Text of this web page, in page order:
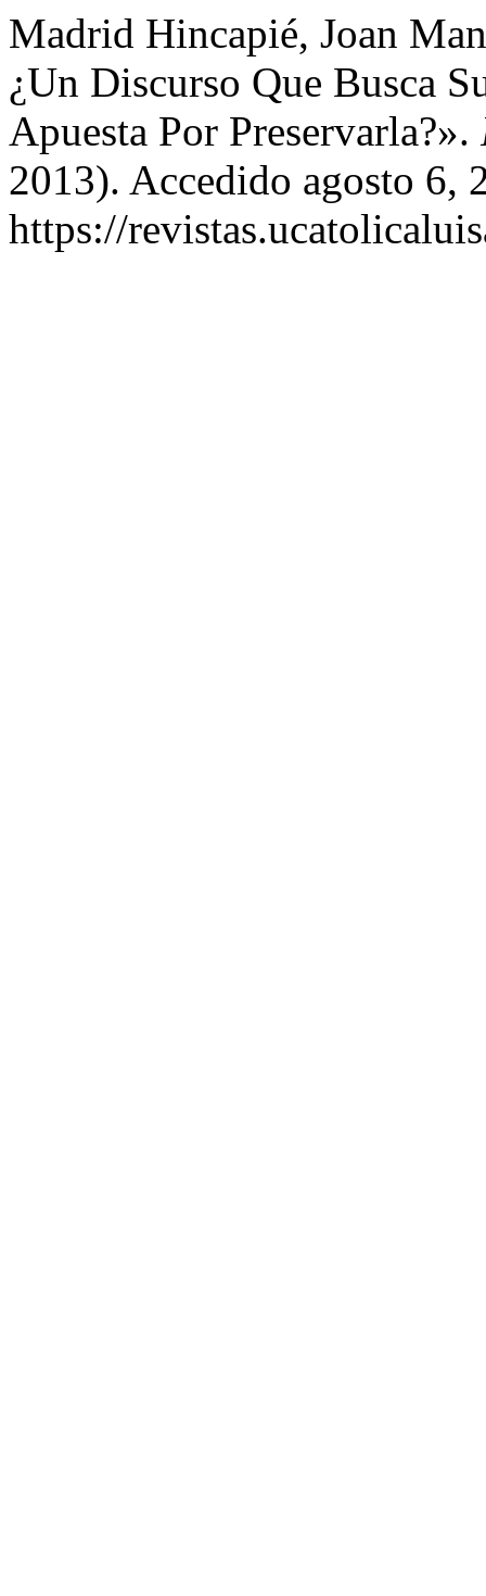
Madrid Hincapié, Joan
¿Un Discurso Que Busca
Apuesta Por Preservarla?».
2013). Accedido agosto 6,
https://